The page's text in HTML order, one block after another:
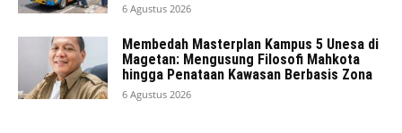
6 Agustus 2026
Membedah Masterplan Kampus 5 Unesa di
Magetan: Mengusung Filosofi Mahkota
hingga Penataan Kawasan Berbasis Zona
6 Agustus 2026